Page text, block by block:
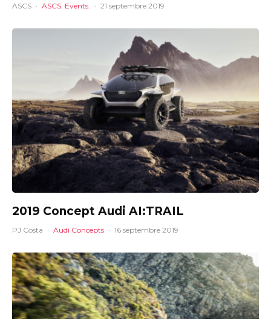
ASCS · ASCS. Events. · 21 septembre 2019
2019 Concept Audi AI:TRAIL
PJ Costa · Audi Concepts · 16 septembre 2019